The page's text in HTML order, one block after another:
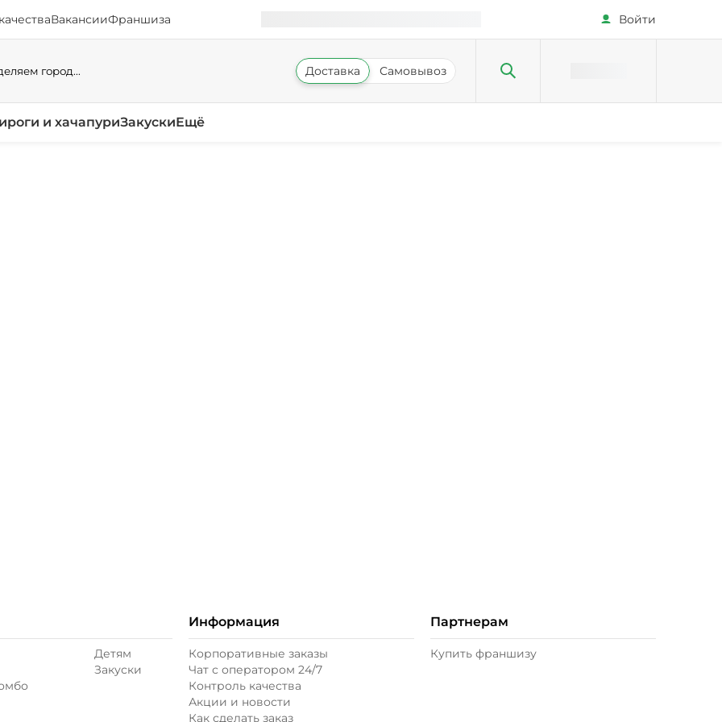
ВакансииФраншиза Войти
город... Доставка Самовывоз
и хачапуриЗакускиЕщё
Детям
Закуски
Информация
Корпоративные заказы
Чат с оператором 24/7
Контроль качества
Акции и новости
Как сделать заказ
Партнерам
Купить франшизу